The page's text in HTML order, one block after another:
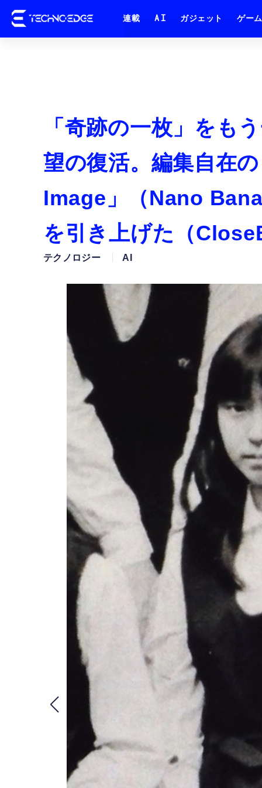
連載 AI ガジェット ゲーム
「奇跡の一枚」をも
望の復活。編集自在
Image」（Nano
を引き上げた（
テクノロジー AI